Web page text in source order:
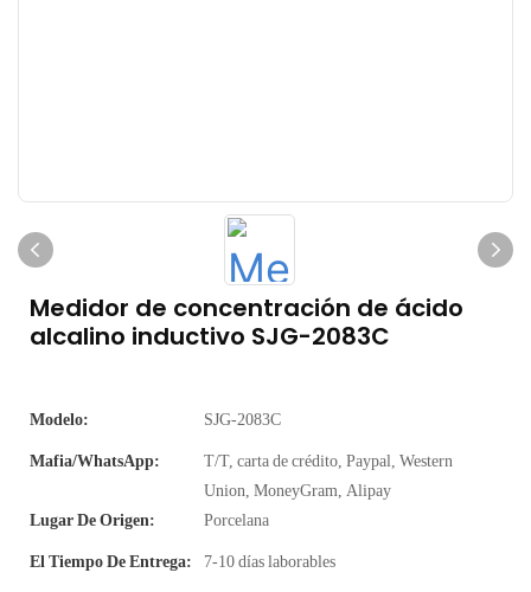
Medidor de concentración de ácido
alcalino inductivo SJG-2083C
Modelo: SJG-2083C
Mafia/WhatsApp:
T/T, carta de crédito, Paypal, Western
Union, MoneyGram, Alipay
Lugar De Origen:
Porcelana
El Tiempo De Entrega: 7-10 días laborables